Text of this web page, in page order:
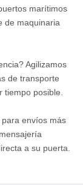
marítimos
de maquinaria
Agilizamos
de transporte
posible.
para envíos más
a su puerta.